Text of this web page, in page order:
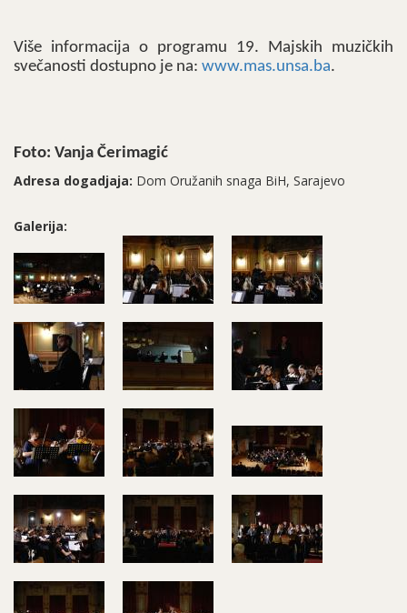
Više informacija o programu 19. Majskih muzičkih
svečanosti dostupno je na: www.mas.unsa.ba.
Foto: Vanja Čerimagić
Adresa dogadjaja: Dom Oružanih snaga BiH, Sarajevo
Galerija: